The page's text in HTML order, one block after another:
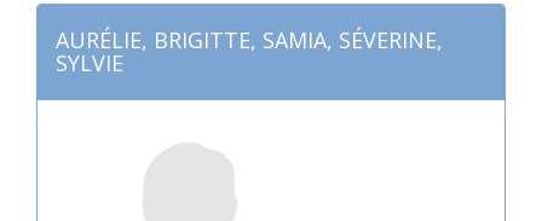
AURÉLIE, BRIGITTE, SAMIA, SÉVERINE,
SYLVIE